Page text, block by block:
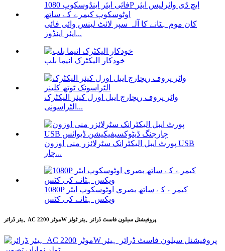
کان موم ہٹانے کا آلہ سپر لائٹ لینس وائی فائی
ایئر اینڈوز...
خودکار الیکٹرک انیما بلب
واٹر پروف ریچارج ایبل اورل کیئر الیکٹرک
الٹراسونی...
پورٹ ایبل الیکٹرانک سٹرلائزر منی اوزون USB
چار...
1080P کیمرے کے ساتھ بصری اوٹوسکوپ ایئر
ویکس ہٹانے کی کٹس
ہیئر ڈرائر AC موٹر 2200W پروفیشنل سیلون فاسٹ ڈرائر ہیئر ٹولز